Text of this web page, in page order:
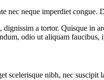
nec neque imperdiet
a tortor. Quisque in
odio ut aliquam
scelerisque nibh, nec suscipit